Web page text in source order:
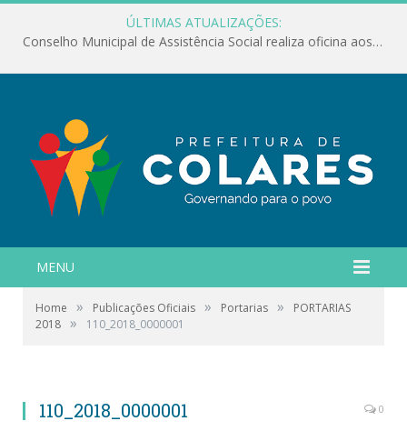
ÚLTIMAS ATUALIZAÇÕES:
Conselho Municipal de Assistência Social realiza oficina aos servidores
MENU
Home » Publicações Oficiais » Portarias »
PORTARIAS
2018 » 110_2018_0000001
110_2018_0000001 0